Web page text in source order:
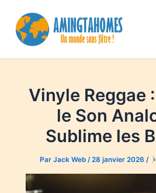
contenu
Vinyle Reggae
le Son
Sublime les
ParJack Web/28 janvier 2026/